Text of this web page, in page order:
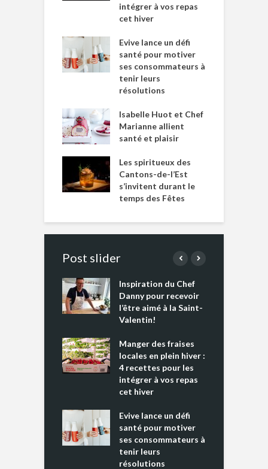
intégrer à vos repas
cet hiver
Evive lance un défi
santé pour motiver
ses consommateurs à
tenir leurs
résolutions
Isabelle Huot et Chef
Marianne allient
santé et plaisir
Les spiritueux des
Cantons-de-l’Est
s’invitent durant le
temps des Fêtes
Post slider
Inspiration du Chef
Danny pour recevoir
l’être aimé à la Saint-
Valentin!
Manger des fraises
locales en plein hiver :
4 recettes pour les
intégrer à vos repas
cet hiver
Evive lance un défi
santé pour motiver
ses consommateurs à
tenir leurs
résolutions